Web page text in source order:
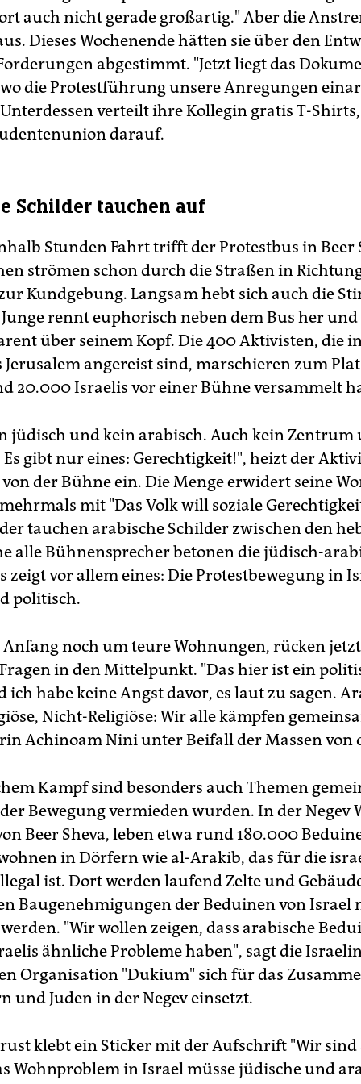
auch nicht gerade großartig." Aber die
Dieses Wochenende hätten sie über den
abgestimmt. "Jetzt liegt das
die Protestführung unsere Anregungen
verteilt ihre Kollegin gratis T-
darauf.
Schilder tauchen auf
Stunden Fahrt trifft der Protestbus in Beer
strömen schon durch die Straßen in
Kundgebung. Langsam hebt sich auch die
rennt euphorisch neben dem Bus her
über seinem Kopf. Die 400 Aktivisten, die
Jerusalem angereist sind, marschieren zum
20.000 Israelis vor einer Bühne versammelt
jüdisch und kein arabisch. Auch kein Zentrum
gibt nur eines: Gerechtigkeit!", heizt der
von der Bühne ein. Die Menge erwidert seine
mit "Das Volk will soziale
tauchen arabische Schilder zwischen den
alle Bühnensprecher betonen die jüdisch-
zeigt vor allem eines: Die Protestbewegung in
politisch.
Anfang noch um teure Wohnungen, rücken
in den Mittelpunkt. "Das hier ist ein
ich habe keine Angst davor, es laut zu sagen.
Nicht-Religiöse: Wir alle kämpfen
Achinoam Nini unter Beifall der Massen von
Kampf sind besonders auch Themen
Bewegung vermieden wurden. In der Negev
Beer Sheva, leben etwa rund 180.000
in Dörfern wie al-Arakib, das für die
ist. Dort werden laufend Zelte und
Baugenehmigungen der Beduinen von Israel
"Wir wollen zeigen, dass arabische
ähnliche Probleme haben", sagt die
Organisation "Dukium" sich für das
und Juden in der Negev einsetzt.
klebt ein Sticker mit der Aufschrift "Wir sind
Wohnproblem in Israel müsse jüdische und